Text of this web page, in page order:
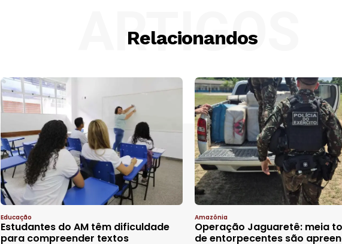
Relacionandos
ARTIGOS
Educação
Estudantes do AM têm dificuldade
para compreender textos
Amazônia
Operação Jaguaretê: meia
de entorpecentes são